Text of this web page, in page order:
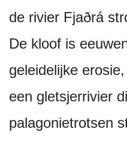
de rivier Fjaðrá
De kloof is
geleidelijke
een gletsjerrivier
palagonietrotsen